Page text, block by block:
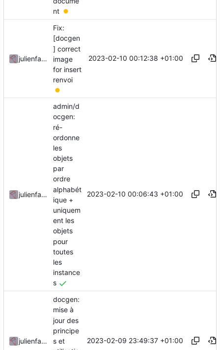
nt
julienfastre
Fix:
[docgen
] correct
image
for insert
renvoi
2023-02-10 00:12:38 +01:00
julienfastre
admin/d
ocgen:
ré-
ordonne
les
objets
par
ordre
alphabét
ique +
uniquem
ent les
objets
pour
toutes
les
instance
s
2023-02-10 00:06:43 +01:00
julienfastre
docgen:
mise à
jour des
principe
s et
2023-02-09 23:49:37 +01:00